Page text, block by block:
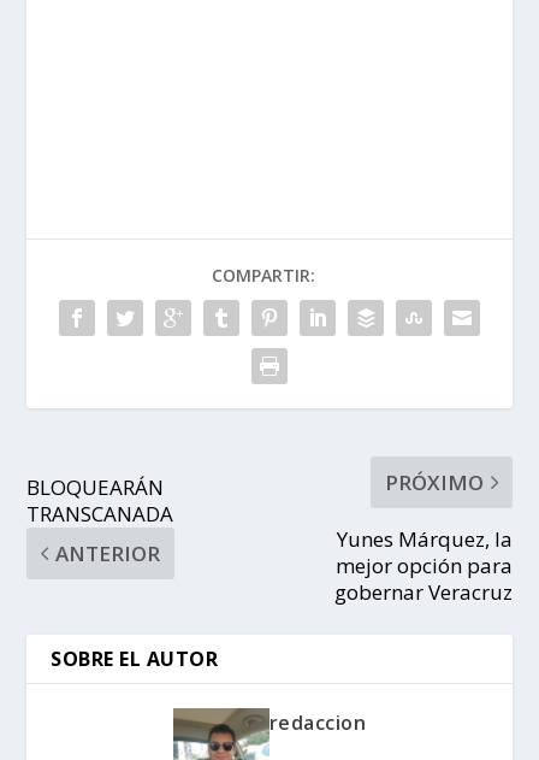
COMPARTIR:
BLOQUEARÁN
TRANSCANADA
ANTERIOR
PRÓXIMO
Yunes Márquez, la
mejor opción para
gobernar Veracruz
SOBRE EL AUTOR
redaccion